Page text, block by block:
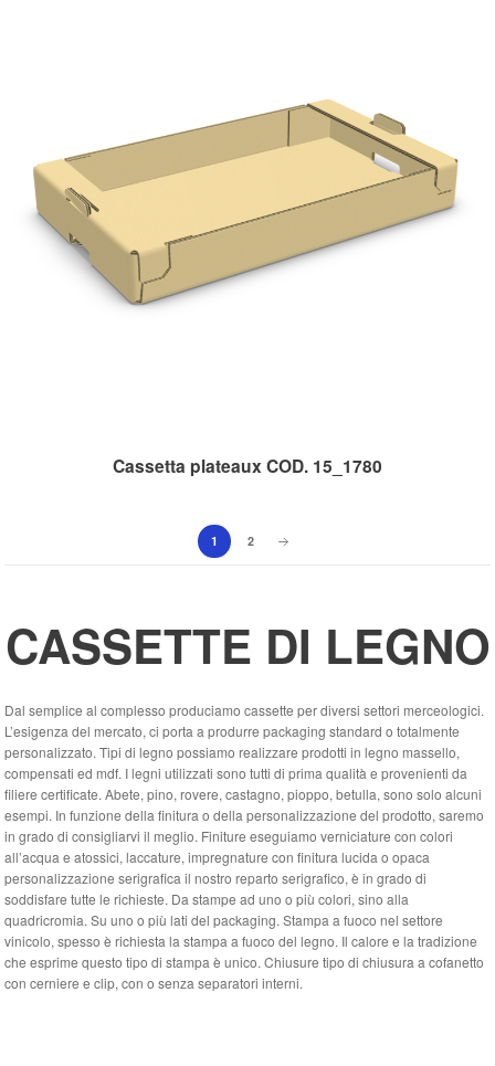
Cassetta plateaux COD. 15_1780
1 2
CASSETTE DI LEGNO
Dal semplice al complesso produciamo cassette per diversi settori merceologici.
L’esigenza del mercato, ci porta a produrre packaging standard o totalmente
personalizzato. Tipi di legno possiamo realizzare prodotti in legno massello,
compensati ed mdf. I legni utilizzati sono tutti di prima qualità e provenienti da
filiere certificate. Abete, pino, rovere, castagno, pioppo, betulla, sono solo alcuni
esempi. In funzione della finitura o della personalizzazione del prodotto, saremo
in grado di consigliarvi il meglio. Finiture eseguiamo verniciature con colori
all’acqua e atossici, laccature, impregnature con finitura lucida o opaca
personalizzazione serigrafica il nostro reparto serigrafico, è in grado di
soddisfare tutte le richieste. Da stampe ad uno o più colori, sino alla
quadricromia. Su uno o più lati del packaging. Stampa a fuoco nel settore
vinicolo, spesso è richiesta la stampa a fuoco del legno. Il calore e la tradizione
che esprime questo tipo di stampa è unico. Chiusure tipo di chiusura a cofanetto
con cerniere e clip, con o senza separatori interni.